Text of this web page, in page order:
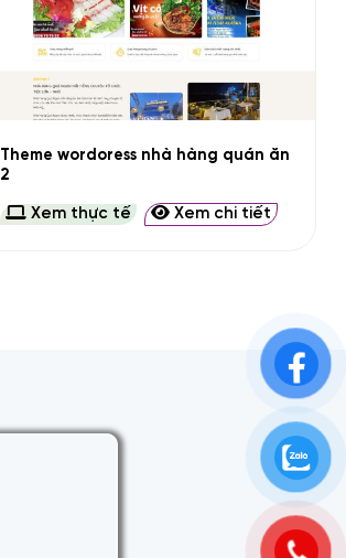
Theme wordoress nhà hàng quán ăn
2
Xem thực tế Xem chi tiết